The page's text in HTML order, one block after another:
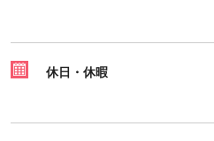
休日・休暇